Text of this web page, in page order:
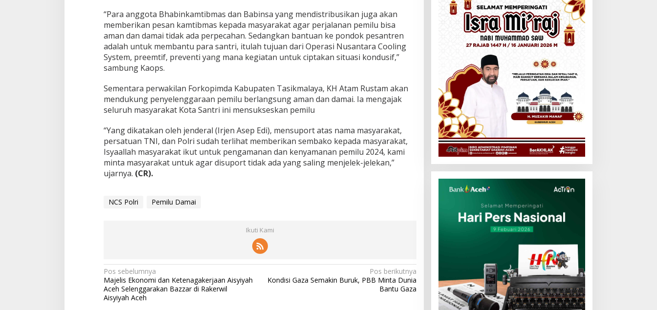
“Para anggota Bhabinkamtibmas dan Babinsa yang mendistribusikan juga akan
memberikan pesan kamtibmas kepada masyarakat agar perjalanan pemilu bisa
aman dan damai tidak ada perpecahan. Sedangkan bantuan ke pondok pesantren
adalah untuk membantu para santri, itulah tujuan dari Operasi Nusantara Cooling
System, preemtif, preventi yang mana kegiatan untuk ciptakan situasi kondusif,”
sambung Kaops.
Sementara perwakilan Forkopimda Kabupaten Tasikmalaya, KH Atam Rustam akan
mendukung penyelenggaraan pemilu berlangsung aman dan damai. Ia mengajak
seluruh masyarakat Kota Santri ini mensukseskan pemilu
“Yang dikatakan oleh jenderal (Irjen Asep Edi), mensuport atas nama masyarakat,
persatuan TNI, dan Polri sudah terlihat memberikan sembako kepada masyarakat,
Isyaallah masyarakat ikut untuk pengamanan dan kenyamanan pemilu 2024, kami
minta masyarakat untuk agar disuport tidak ada yang saling menjelek-jelekan,”
ujarnya. (CR).
NCS Polri Pemilu Damai
Ikuti Kami
N
a
v
Pos sebelumnya
Majelis Ekonomi dan Ketenagakerjaan Aisyiyah
Aceh Selenggarakan Bazzar di Rakerwil
Aisyiyah Aceh
Pos berikutnya
Kondisi Gaza Semakin Buruk, PBB Minta Dunia
Bantu Gaza